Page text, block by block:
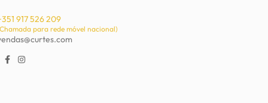
917 526 209
para rede móvel nacional)